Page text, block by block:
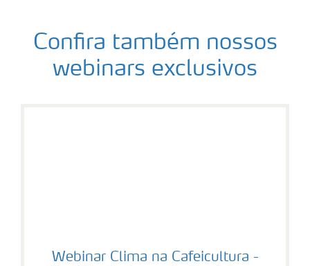
Confira também nossos
webinars exclusivos
Webinar Clima na Cafeicultura -